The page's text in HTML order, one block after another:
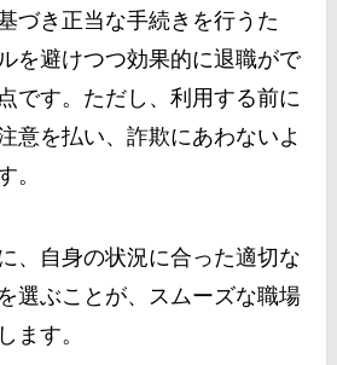
づき正当な手続きを行うた
を避けつつ効果的に退職がで
です。ただし、利用する前に
意を払い、詐欺にあわないよ
。
、自身の状況に合った適切な
選ぶことが、スムーズな職場
ます。